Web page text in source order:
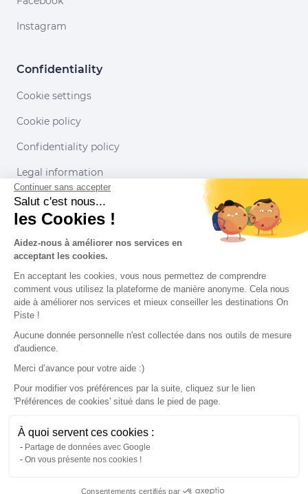
Instagram
Confidentiality
Cookie settings
Cookie policy
Confidentiality policy
Legal information
Conditions of use
Our partners
v. 1.45.0
Continuer sans accepter
Salut c'est nous...
les Cookies !
Aidez-nous à améliorer nos services en
acceptant les cookies.
En acceptant les cookies, vous nous permettez de comprendre
comment vous utilisez la plateforme de manière anonyme. Cela nous
aide à améliorer nos services et mieux conseiller les destinations On
Piste !
Aucune donnée personnelle n'est collectée dans nos outils de mesure
d'audience.
Merci d’avance pour votre aide :)
Pour modifier vos préférences par la suite, cliquez sur le lien
'Préférences de cookies' situé dans le pied de page.
À quoi servent ces cookies :
Partage de données avec Google
On vous présente nos cookies !
Consentements certifiés par